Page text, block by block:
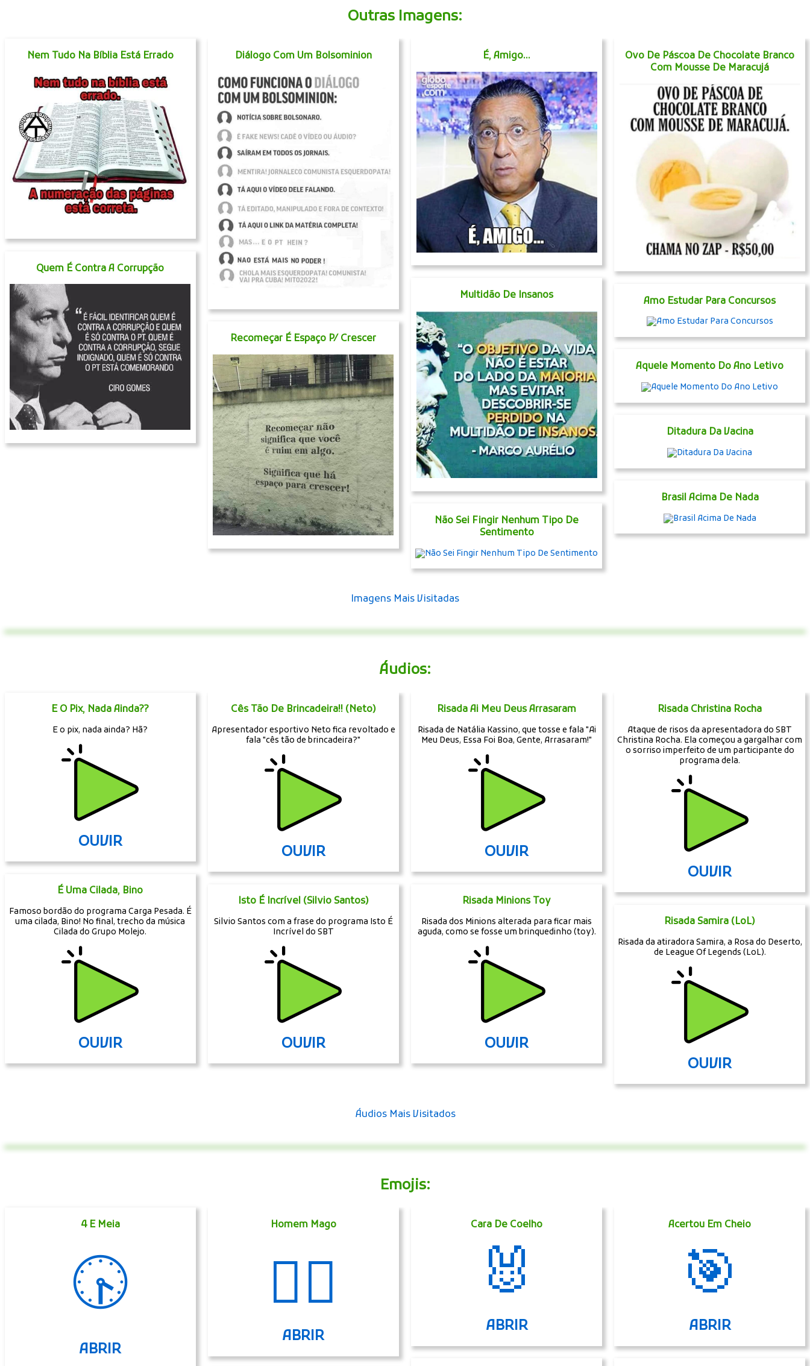
Outras Imagens:
Nem Tudo Na Bíblia Está Errado
Quem É Contra A Corrupção
Diálogo Com Um Bolsominion
Recomeçar É Espaço P/ Crescer
É, Amigo...
Multidão De Insanos
Não Sei Fingir Nenhum Tipo De
Sentimento
Ovo De Páscoa De Chocolate Branco
Com Mousse De Maracujá
Amo Estudar Para Concursos
Aquele Momento Do Ano Letivo
Ditadura Da Vacina
Brasil Acima De Nada
Imagens Mais Visitadas
Áudios:
E O Pix, Nada Ainda??
E o pix, nada ainda? Hã?
OUVIR
É Uma Cilada, Bino
Famoso bordão do programa Carga Pesada. É
uma cilada, Bino! No final, trecho da música
Cilada do Grupo Molejo.
OUVIR
Cês Tão De Brincadeira!! (Neto)
Apresentador esportivo Neto fica revoltado e
fala "cês tão de brincadeira?"
OUVIR
Isto É Incrível (Silvio Santos)
Silvio Santos com a frase do programa Isto É
Incrível do SBT
OUVIR
Risada Ai Meu Deus Arrasaram
Risada de Natália Kassino, que tosse e fala "Ai
Meu Deus, Essa Foi Boa, Gente, Arrasaram!"
OUVIR
Risada Minions Toy
Risada dos Minions alterada para ficar mais
aguda, como se fosse um brinquedinho (toy).
OUVIR
Risada Christina Rocha
Ataque de risos da apresentadora do SBT
Christina Rocha. Ela começou a gargalhar com
o sorriso imperfeito de um participante do
programa dela.
OUVIR
Risada Samira (LoL)
Risada da atiradora Samira, a Rosa do Deserto,
de League Of Legends (LoL).
OUVIR
Áudios Mais Visitados
Emojis:
4 E Meia
🕟
ABRIR
Homem Mago
🧙‍♂️
ABRIR
Cara De Coelho
🐰
ABRIR
Acertou Em Cheio
🎯
ABRIR